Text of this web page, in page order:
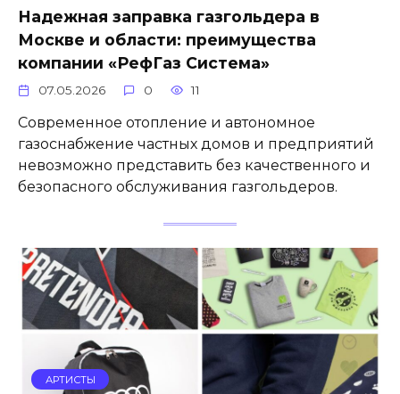
Надежная заправка газгольдера в
Москве и области: преимущества
компании «РефГаз Система»
07.05.2026 0 11
Современное отопление и автономное
газоснабжение частных домов и предприятий
невозможно представить без качественного и
безопасного обслуживания газгольдеров.
АРТИСТЫ